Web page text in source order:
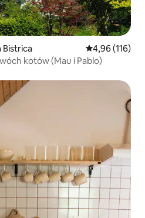
Bistrica Średnia
4,96 (116)
kotów (Mau i Pablo)
Wybór gości